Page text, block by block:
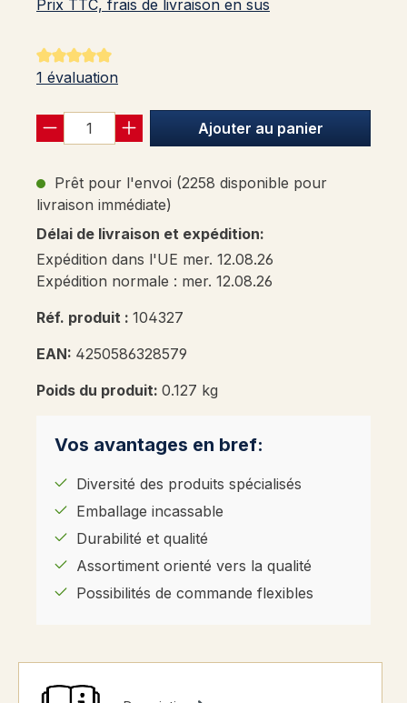
Prix TTC, frais de livraison en sus
Note moyenne de 5 sur 5 étoiles
1 évaluation
Ajouter au panier
Prêt pour l'envoi (2258 disponible pour
livraison immédiate)
Délai de livraison et expédition:
Expédition dans l'UE mer. 12.08.26
Expédition normale : mer. 12.08.26
Réf. produit : 104327
EAN: 4250586328579
Poids du produit: 0.127 kg
Vos avantages en bref:
Diversité des produits spécialisés
Emballage incassable
Durabilité et qualité
Assortiment orienté vers la qualité
Possibilités de commande flexibles